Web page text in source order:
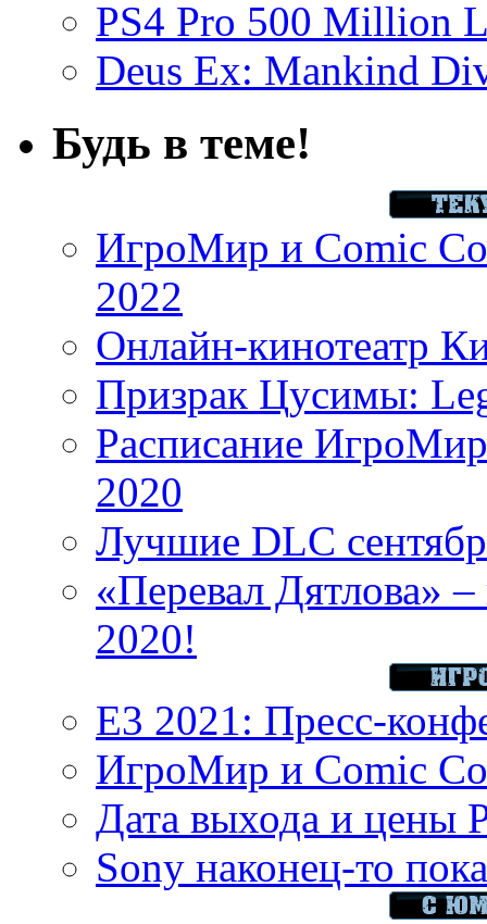
PS4 Pro 500 Million
Deus Ex: Mankind
Будь в теме!
ИгроМир и Comic
2022
Онлайн-кинотеатр
Призрак Цусимы:
Расписание
2020
Лучшие DLC
«Перевал Дятлова»
2020!
E3 2021: Пресс-
ИгроМир и Comic
Дата выхода и цены
Sony наконец-то